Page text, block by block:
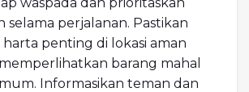
selama perjalanan. Pastikan
penting di lokasi aman
barang mahal
Informasikan teman dan